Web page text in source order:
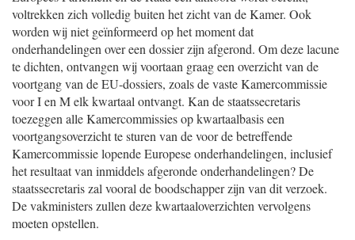
voltrekken zich volledig buiten het zicht van de Kamer. Ook
worden wij niet geïnformeerd op het moment dat
onderhandelingen over een dossier zijn afgerond. Om deze lacune
te dichten, ontvangen wij voortaan graag een overzicht van de
voortgang van de EU-dossiers, zoals de vaste Kamercommissie
voor I en M elk kwartaal ontvangt. Kan de staatssecretaris
toezeggen alle Kamercommissies op kwartaalbasis een
voortgangsoverzicht te sturen van de voor de betreffende
Kamercommissie lopende Europese onderhandelingen, inclusief
het resultaat van inmiddels afgeronde onderhandelingen? De
staatssecretaris zal vooral de boodschapper zijn van dit verzoek.
De vakministers zullen deze kwartaaloverzichten vervolgens
moeten opstellen.